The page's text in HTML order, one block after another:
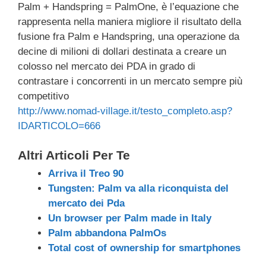
c
e
b
o
o
k
tt
er
e
a
d
s
k
e
dI
n
e
gr
a
m
at
s
A
p
p
ail n
di
vi
Palm + Handspring = PalmOne, è l’equazione che
rappresenta nella maniera migliore il risultato della
fusione fra Palm e Handspring, una operazione da
decine di milioni di dollari destinata a creare un
colosso nel mercato dei PDA in grado di
contrastare i concorrenti in un mercato sempre più
competitivo
http://www.nomad-village.it/testo_completo.asp?
IDARTICOLO=666
Altri Articoli Per Te
Arriva il Treo 90
Tungsten: Palm va alla riconquista del
mercato dei Pda
Un browser per Palm made in Italy
Palm abbandona PalmOs
Total cost of ownership for smartphones